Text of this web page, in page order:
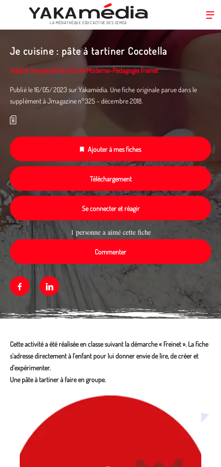
principal
LA MÉDIATHÈQUE ÉDUC’ACTIVE DES CEMÉA
Je cuisine : pâte à tartiner Cocotella
Institut Coopératif De L’École Moderne-Pédagogie Freinet
Publié le 16/05/2023 sur Yakamédia. Une fiche originale parue dans le
supplément à Jmagazine n°325 - décembre 2018.
Ajouter à mes fiches
Téléchargement
Se connecter et réagir
1 personne a aimé cette fiche
Commenter
FacebookLinkedin
Cette activité a été réalisée en classe suivant la démarche « Freinet ». La fiche
s’adresse directement à l’enfant pour lui donner envie de lire, de créer et
d'expérimenter.
Une pâte à tartiner à faire en groupe.